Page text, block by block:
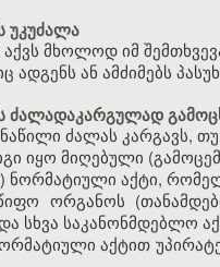
უკუძალა
აქვს მხოლოდ იმ
ან ამძიმებს
ძალადაკარგულად
ძალას კარგავს,
იყო მიღებული
ნორმატიული აქტი,
ორგანოს
სხვა საკანონმდებლო
აქტით